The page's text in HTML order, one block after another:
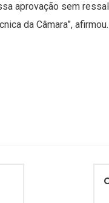
aprovação sem
da Câmara”, afirmou.